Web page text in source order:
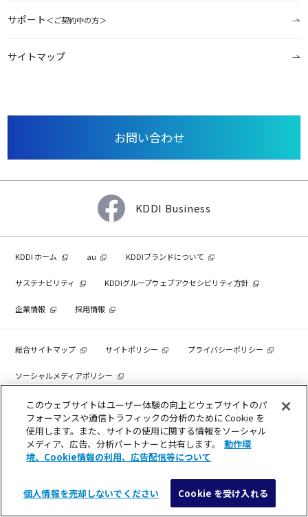
メニュー 検索 導入検討・見積相談
サポート＜ご契約中の方＞
サイトマップ
お問い合わせ
KDDI Business
KDDI ホーム au KDDIブランドについて
サステナビリティ KDDIグループウェブアクセシビリティ方針
企業情報 採用情報
総合サイトマップ サイトポリシー プライバシーポリシー
ソーシャルメディアポリシー
動作環境・Cookie情報の利用について 商標について
個人情報を売却しないでください
COPYRIGHT © KDDI CORPORATION, ALL RIGHTS RESERVED.
このウェブサイトはユーザー体験の向上とウェブサイトのパ
フォーマンスや通信トラフィックの分析のために Cookie を
使用します。また、サイトの使用に関する情報をソーシャル
メディア、広告、分析パートナーと共有します。
動作環
境、Cookie情報の利用、広告配信等について
個人情報を売却しないでください Cookie を受け入れる